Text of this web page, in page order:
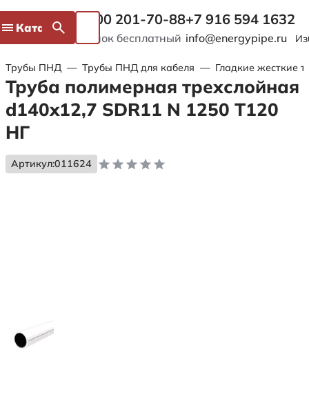
Каталог 8 800 201-70-88
Звонок бесплатный
+7 916 594 1632
info@energypipe.ru
Трубы ПНД — Трубы ПНД для кабеля — Гладкие жесткие
Труба полимерная трехслойная
d140x12,7 SDR11 N 1250 Т120
НГ
Артикул:011624